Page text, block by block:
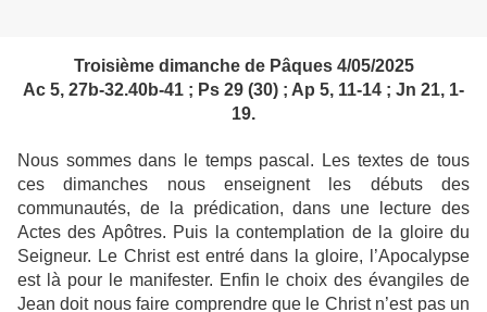
Troisième dimanche de Pâques 4/05/2025
Ac 5, 27b-32.40b-41 ; Ps 29 (30) ; Ap 5, 11-14 ; Jn 21, 1-
19.
Nous sommes dans le temps pascal. Les textes de tous
ces dimanches nous enseignent les débuts des
communautés, de la prédication, dans une lecture des
Actes des Apôtres. Puis la contemplation de la gloire du
Seigneur. Le Christ est entré dans la gloire, l’Apocalypse
est là pour le manifester. Enfin le choix des évangiles de
Jean doit nous faire comprendre que le Christ n’est pas un